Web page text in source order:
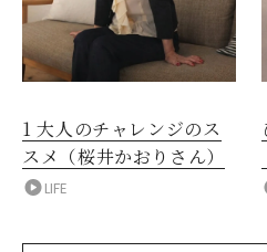
1 大人のチャレンジのス
スメ（桜井かおりさん）
LIFE